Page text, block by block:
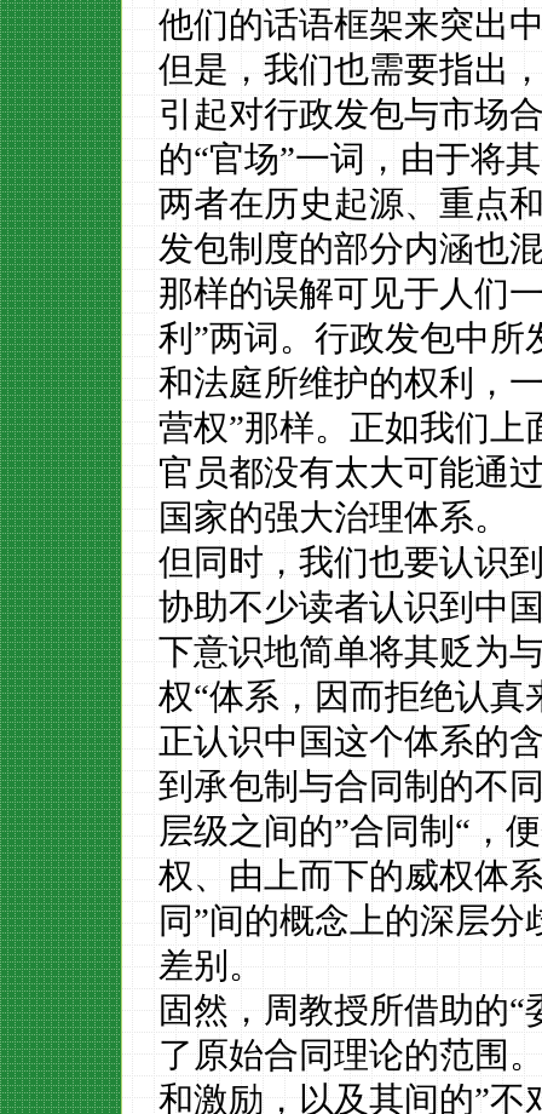
他们的话语框架来突出
但是，我们也需要指出
引起对行政发包与市场
的“官场”一词，由于将
两者在历史起源、重点
发包制度的部分内涵也
那样的误解可见于人们
利”两词。行政发包中
和法庭所维护的权利，
营权”那样。正如我们
官员都没有太大可能通
国家的强大治理体系。
但同时，我们也要认识
协助不少读者认识到中
下意识地简单将其贬为
权“体系，因而拒绝认
正认识中国这个体系的
到承包制与合同制的不
层级之间的”合同制“，
权、由上而下的威权体
同”间的概念上的深层
差别。
固然，周教授所借助的“
了原始合同理论的范围
和激励，以及其间的”不